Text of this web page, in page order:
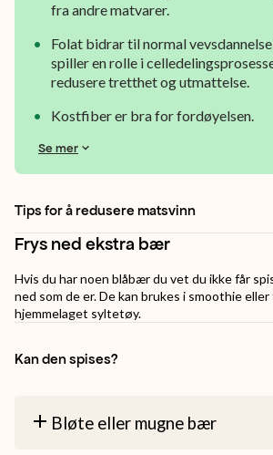
fra andre matvarer.
Folat bidrar til normal
spiller en rolle i
redusere tretthet og utmattelse.
Kostfiber er bra for fordøyelsen.
Se mer
Tips for å redusere matsvinn
Frys ned ekstra bær
Hvis du har noen blåbær du vet du ikke får
ned som de er. De kan brukes i smoothie eller
hjemmelaget syltetøy.
Kan den spises?
Bløte eller mugne bær